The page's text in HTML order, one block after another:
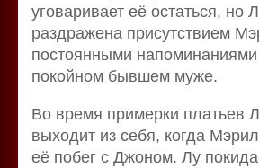
уговаривает её остаться, но
раздражена присутствием
постоянными
покойном бывшем муже.
Во время примерки платьев
выходит из себя, когда
её побег с Джоном. Лу